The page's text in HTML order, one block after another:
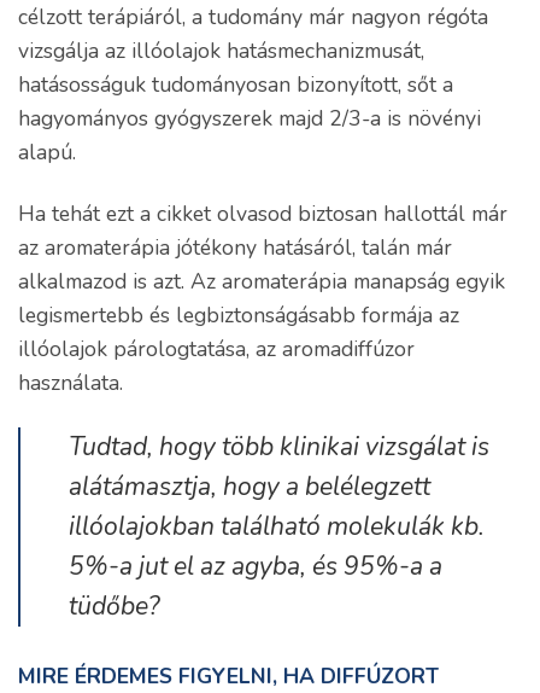
célzott terápiáról, a tudomány már nagyon régóta
vizsgálja az illóolajok hatásmechanizmusát,
hatásosságuk tudományosan bizonyított, sőt a
hagyományos gyógyszerek majd 2/3-a is növényi
alapú.
Ha tehátezt a cikket olvasod biztosan hallottál már
az aromaterápia jótékony hatásáról, talán már
alkalmazod is azt. Az aromaterápia manapság egyik
legismertebb és legbiztonságásabb formája az
illóolajok párologtatása, az aromadiffúzor
használata.
Tudtad, hogy több klinikai vizsgálat is
alátámasztja, hogy a belélegzett
illóolajokban található molekulák kb.
5%-a jut el az agyba, és 95%-a a
tüdőbe?
MIRE ÉRDEMES FIGYELNI, HA DIFFÚZORT